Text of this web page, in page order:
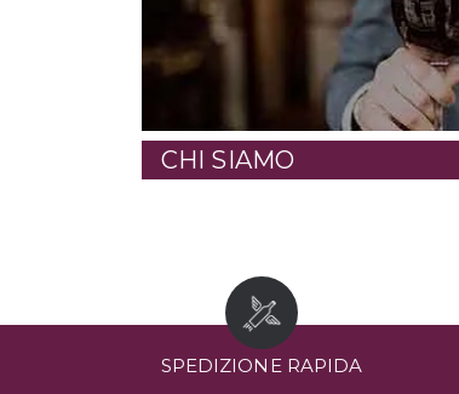
CHI SIAMO
SPEDIZIONE RAPIDA